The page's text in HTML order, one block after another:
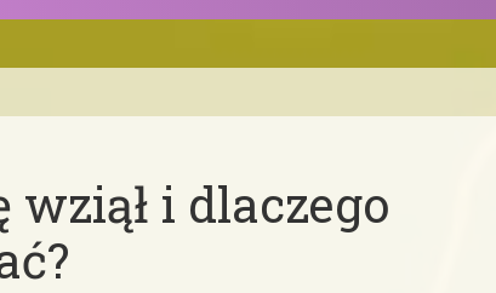
wziął i dlaczego